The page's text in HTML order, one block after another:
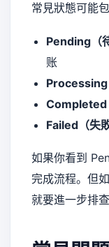
常見狀態可能包
Pending（
账
Processing
Completed
Failed（失敗
如果你看到
完成流程。但
就要進一步排查